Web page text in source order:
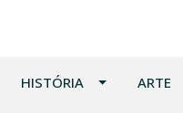
HISTÓRIA ARTE